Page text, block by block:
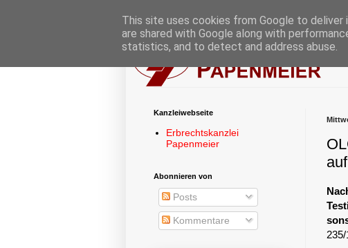
Kanzleiwebseite
Erbrechtskanzlei
Papenmeier
Abonnieren von
Posts
Kommentare
This site uses cookies from Google to
are shared with Google along with
statistics, and to detect and address abuse.